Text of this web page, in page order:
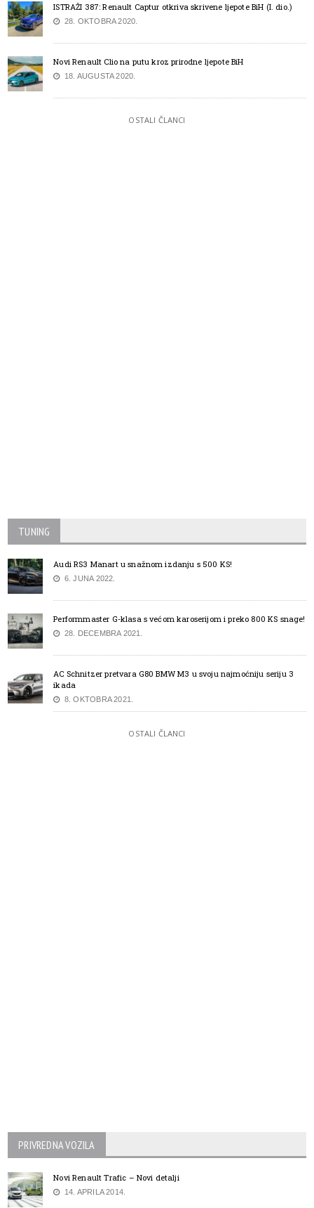
ISTRAŽI 387: Renault Captur otkriva skrivene ljepote BiH (I. dio.)
28. OKTOBRA 2020.
Novi Renault Clio na putu kroz prirodne ljepote BiH
18. AUGUSTA 2020.
OSTALI ČLANCI
TUNING
Audi RS3 Manart u snažnom izdanju s 500 KS!
6. JUNA 2022.
Performmaster G-klasa s većom karoserijom i preko 800 KS snage!
28. DECEMBRA 2021.
AC Schnitzer pretvara G80 BMW M3 u svoju najmoćniju seriju 3
ikada
8. OKTOBRA 2021.
OSTALI ČLANCI
PRIVREDNA VOZILA
Novi Renault Trafic – Novi detalji
14. APRILA 2014.